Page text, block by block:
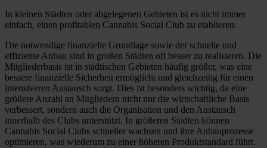
In kleinen Städten oder abgelegenen Gebieten ist es nicht immer
einfach, einen profitablen Cannabis Social Club zu etablieren.
Die notwendige finanzielle Grundlage sowie der schnelle und
effiziente Anbau sind in großen Städten oft besser zu realisieren. Die
Mitgliederbasis ist in städtischen Gebieten häufig größer, was eine
bessere finanzielle Sicherheit ermöglicht und gleichzeitig für einen
intensiveren Austausch sorgt. Dies ist besonders wichtig, da eine
größere Anzahl an Mitgliedern nicht nur die wirtschaftliche Basis
verbessert, sondern auch die Organisation und den Austausch
innerhalb des Clubs unterstützt. In größeren Städten können
Cannabis Social Clubs schneller wachsen und ihre Anbauprozesse
optimieren, was wiederum zu einer höheren Produktstandard führt.